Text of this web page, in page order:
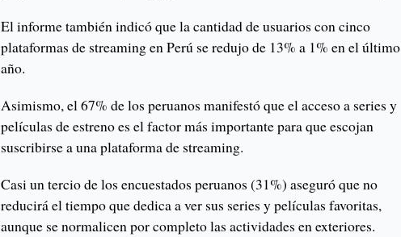
El informe también indicó que la cantidad de usuarios con cinco
plataformas de streaming en Perú se redujo de 13% a 1% en el último
año.
Asimismo, el 67% de los peruanos manifestó que el acceso a series y
películas de estreno es el factor más importante para que escojan
suscribirse a una plataforma de streaming.
Casi un tercio de los encuestados peruanos (31%) aseguró que no
reducirá el tiempo que dedica a ver sus series y películas favoritas,
aunque se normalicen por completo las actividades en exteriores.